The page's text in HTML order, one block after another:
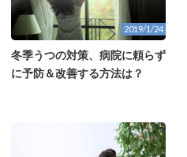
2019/1/24
冬季うつの対策、病院に頼らず
に予防＆改善する方法は？